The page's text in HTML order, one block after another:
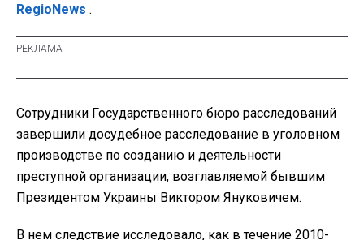
RegioNews .
Сотрудники Государственного бюро расследований
завершили досудебное расследование в уголовном
производстве по созданию и деятельности
преступной организации, возглавляемой бывшим
Президентом Украины Виктором Януковичем.
В нем следствие исследовало, как в течение 2010-